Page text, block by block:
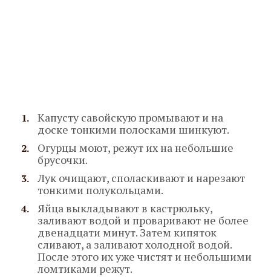
Капусту савойскую промывают и на
доске тонкими полосками шинкуют.
Огурцы моют, режут их на небольшие
брусочки.
Лук очищают, споласкивают и нарезают
тонкими полукольцами.
Яйца выкладывают в кастрюльку,
заливают водой и проваривают не более
двенадцати минут. Затем кипяток
сливают, а заливают холодной водой.
После этого их уже чистят и небольшими
ломтиками режут.